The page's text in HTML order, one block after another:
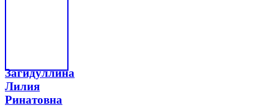
Загидуллина
Лилия
Ринатовна